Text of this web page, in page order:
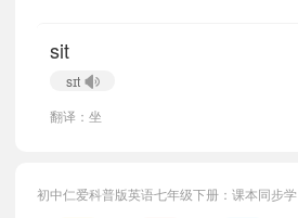
sit
sɪt
翻译：坐
初中仁爱科普版英语七年级下册：课本同步学